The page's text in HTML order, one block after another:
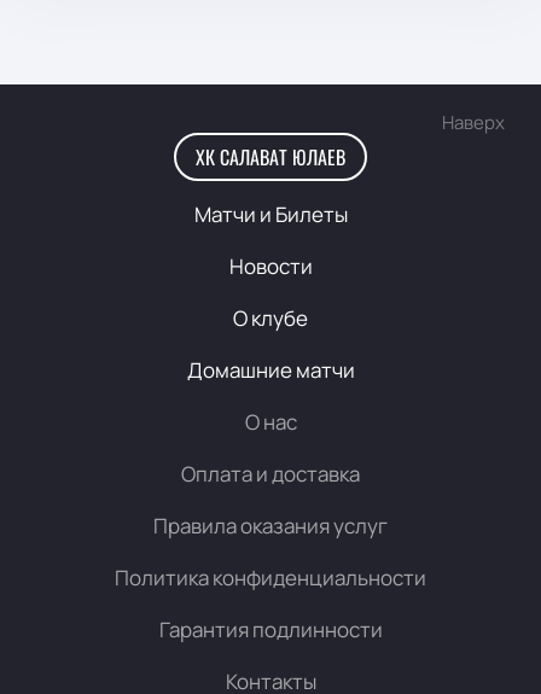
Наверх
ХК САЛАВАТ ЮЛАЕВ
Матчи и Билеты
Новости
О клубе
Домашние матчи
О нас
Оплата и доставка
Правила оказания услуг
Политика конфиденциальности
Гарантия подлинности
Контакты